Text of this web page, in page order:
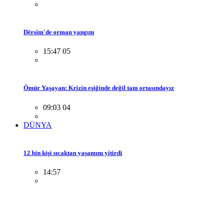
Dêrsim'de orman yangını
15:47 05
Ömür Yaşayan: Krizin eşiğinde değil tam ortasındayız
09:03 04
DÜNYA
12 bin kişi sıcaktan yaşamını yitirdi
14:57